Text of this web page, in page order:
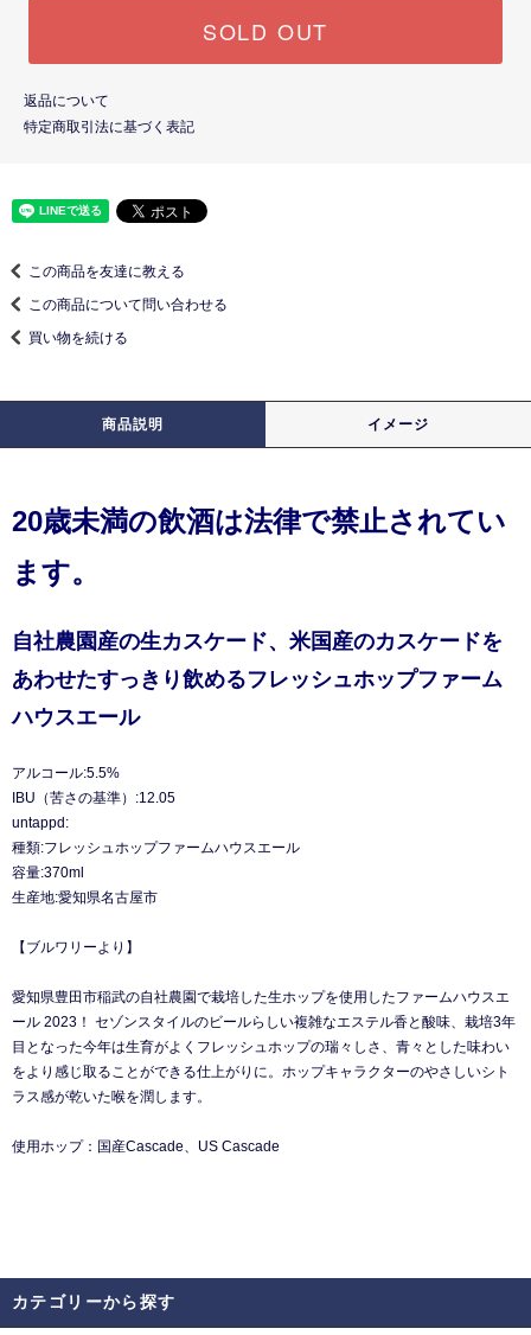
SOLD OUT
返品について
特定商取引法に基づく表記
この商品を友達に教える
この商品について問い合わせる
買い物を続ける
商品説明 イメージ
20歳未満の飲酒は法律で禁止されてい
ます。
自社農園産の生カスケード、米国産のカスケードを
あわせたすっきり飲めるフレッシュホップファーム
ハウスエール
アルコール:5.5%
IBU（苦さの基準）:12.05
untappd:
種類:フレッシュホップファームハウスエール
容量:370ml
生産地:愛知県名古屋市
【ブルワリーより】
愛知県豊田市稲武の自社農園で栽培した生ホップを使用したファームハウスエ
ール 2023！ セゾンスタイルのビールらしい複雑なエステル香と酸味、栽培3年
目となった今年は生育がよくフレッシュホップの瑞々しさ、青々とした味わい
をより感じ取ることができる仕上がりに。ホップキャラクターのやさしいシト
ラス感が乾いた喉を潤します。
使用ホップ：国産Cascade、US Cascade
カテゴリーから探す